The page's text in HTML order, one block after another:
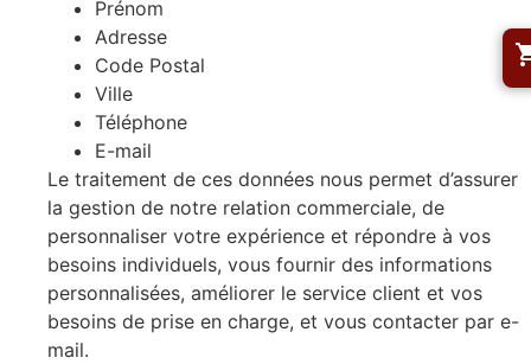
Prénom
Adresse
Code Postal
Ville
Téléphone
E-mail
Le traitement de ces données nous permet d’assurer
la gestion de notre relation commerciale, de
personnaliser votre expérience et répondre à vos
besoins individuels, vous fournir des informations
personnalisées, améliorer le service client et vos
besoins de prise en charge, et vous contacter par e-
mail.